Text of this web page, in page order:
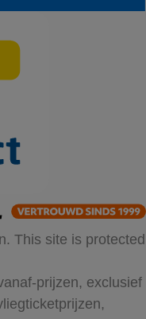
This site is protected
prijzen, exclusief